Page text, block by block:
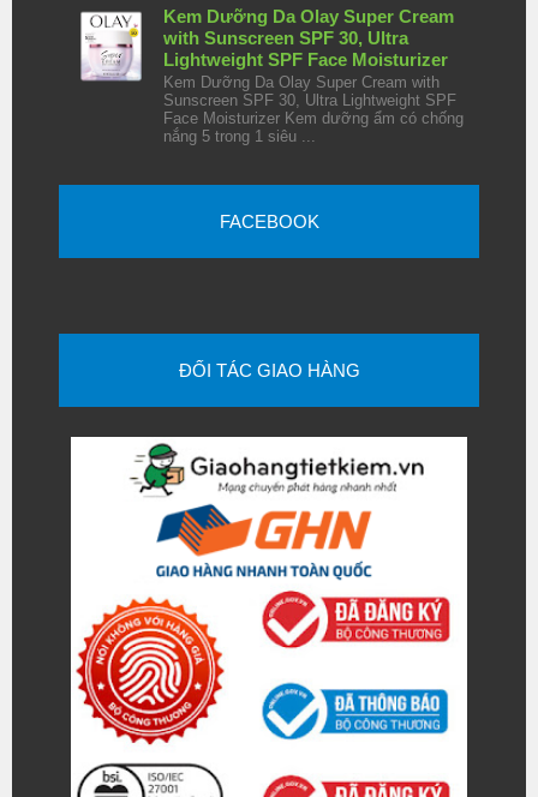
Kem Dưỡng Da Olay Super Cream
with Sunscreen SPF 30, Ultra
Lightweight SPF Face Moisturizer
Kem Dưỡng Da Olay Super Cream with
Sunscreen SPF 30, Ultra Lightweight SPF
Face Moisturizer Kem dưỡng ẩm có chống
nắng 5 trong 1 siêu ...
FACEBOOK
ĐỐI TÁC GIAO HÀNG